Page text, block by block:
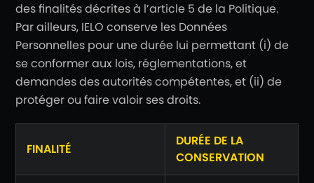
des finalités décrites à l’article 5 de la Politique.
Par ailleurs, IELO conserve les Données
Personnelles pour une durée lui permettant (i) de
se conformer aux lois, réglementations, et
demandes des autorités compétentes, et (ii) de
protéger ou faire valoir ses droits.
FINALITÉ
DURÉE DE LA
CONSERVATION